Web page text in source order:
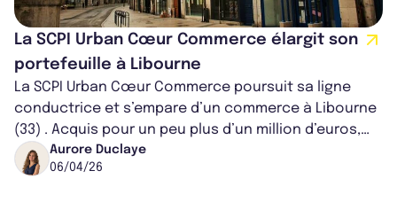
La SCPI Urban Cœur Commerce élargit son
portefeuille à Libourne
La SCPI Urban Cœur Commerce poursuit sa ligne
conductrice et s’empare d’un commerce à Libourne
(33) . Acquis pour un peu plus d’un million d’euros,
l'actif est exploité par Sephora...
Aurore Duclaye
06/04/26